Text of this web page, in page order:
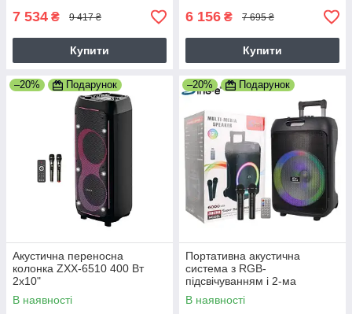
7 534 ₴ 9 417 ₴
Купити
6 156 ₴ 7 695 ₴
Купити
–20% Подарунок
Акустична переносна
колонка ZXX-6510 400 Вт
2x10"
TWS/FM/USB/TF/BT/REC/LED
/2MIC/ДК
В наявності
–20% Подарунок
Портативна акустична
система з RGB-
підсвічуванням і 2-ма
мікрофонами Sing-e
ZQS12148 50W, 6000mAh
В наявності